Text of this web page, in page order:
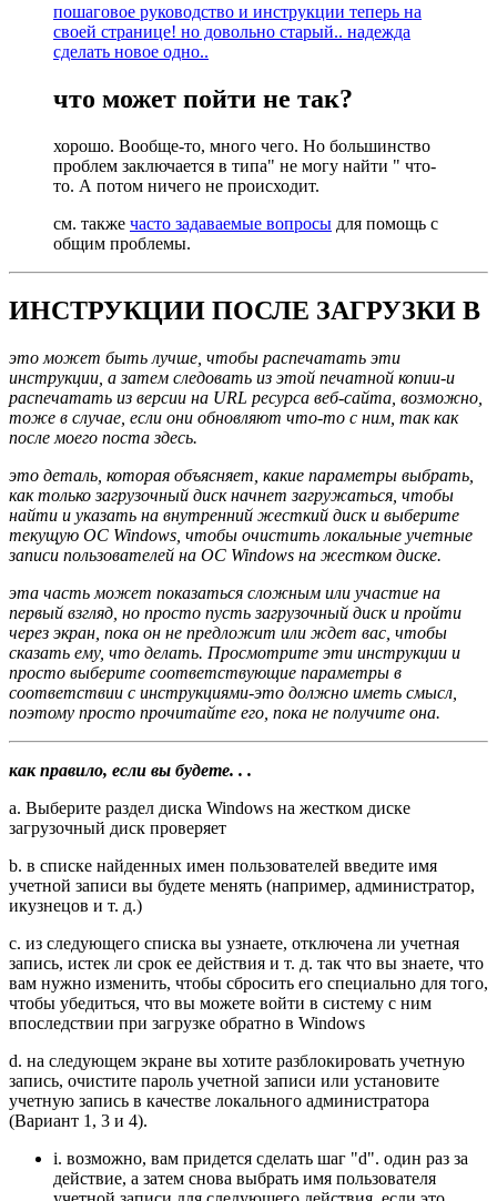
пошаговое руководство и инструкции теперь на
своей странице! но довольно старый.. надежда
сделать новое одно..
что может пойти не так?
хорошо. Вообще-то, много чего. Но большинство
проблем заключается в типа" не могу найти " что-
то. А потом ничего не происходит.
см. также часто задаваемые вопросы для помощь с
общим проблемы.
ИНСТРУКЦИИ ПОСЛЕ ЗАГРУЗКИ В
это может быть лучше, чтобы распечатать эти
инструкции, а затем следовать из этой печатной копии-и
распечатать из версии на URL ресурса веб-сайта, возможно,
тоже в случае, если они обновляют что-то с ним, так как
после моего поста здесь.
это деталь, которая объясняет, какие параметры выбрать,
как только загрузочный диск начнет загружаться, чтобы
найти и указать на внутренний жесткий диск и выберите
текущую ОС Windows, чтобы очистить локальные учетные
записи пользователей на ОС Windows на жестком диске.
эта часть может показаться сложным или участие на
первый взгляд, но просто пусть загрузочный диск и пройти
через экран, пока он не предложит или ждет вас, чтобы
сказать ему, что делать. Просмотрите эти инструкции и
просто выберите соответствующие параметры в
соответствии с инструкциями-это должно иметь смысл,
поэтому просто прочитайте его, пока не получите она.
как правило, если вы будете. . .
a. Выберите раздел диска Windows на жестком диске
загрузочный диск проверяет
b. в списке найденных имен пользователей введите имя
учетной записи вы будете менять (например, администратор,
икузнецов и т. д.)
c. из следующего списка вы узнаете, отключена ли учетная
запись, истек ли срок ее действия и т. д. так что вы знаете, что
вам нужно изменить, чтобы сбросить его специально для того,
чтобы убедиться, что вы можете войти в систему с ним
впоследствии при загрузке обратно в Windows
d. на следующем экране вы хотите разблокировать учетную
запись, очистите пароль учетной записи или установите
учетную запись в качестве локального администратора
(Вариант 1, 3 и 4).
i. возможно, вам придется сделать шаг "d". один раз за
действие, а затем снова выбрать имя пользователя